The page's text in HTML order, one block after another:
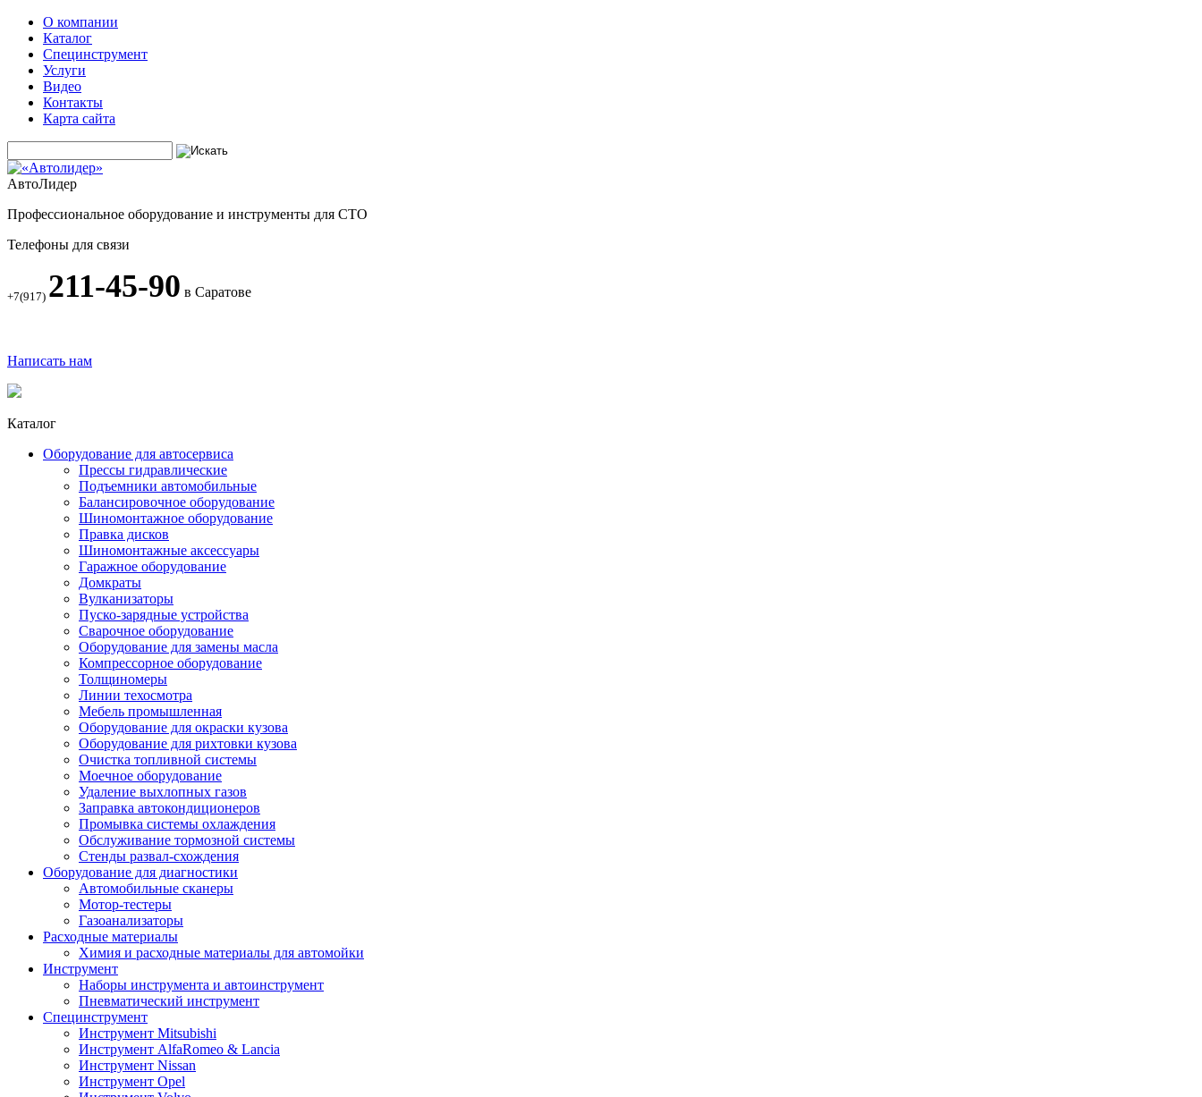
О компании
Каталог
Специнструмент
Услуги
Видео
Контакты
Карта сайта
АвтоЛидер
Профессиональное оборудование и инструменты для СТО
Телефоны для связи
+7(917) 211-45-90 в Саратове
Написать нам
Каталог
Оборудование для автосервиса
Прессы гидравлические
Подъемники автомобильные
Балансировочное оборудование
Шиномонтажное оборудование
Правка дисков
Шиномонтажные аксессуары
Гаражное оборудование
Домкраты
Вулканизаторы
Пуско-зарядные устройства
Сварочное оборудование
Оборудование для замены масла
Компрессорное оборудование
Толщиномеры
Линии техосмотра
Мебель промышленная
Оборудование для окраски кузова
Оборудование для рихтовки кузова
Очистка топливной системы
Моечное оборудование
Удаление выхлопных газов
Заправка автокондиционеров
Промывка системы охлаждения
Обслуживание тормозной системы
Стенды развал-схождения
Оборудование для диагностики
Автомобильные сканеры
Мотор-тестеры
Газоанализаторы
Расходные материалы
Химия и расходные материалы для автомойки
Инструмент
Наборы инструмента и автоинструмент
Пневматический инструмент
Специнструмент
Инструмент Mitsubishi
Инструмент AlfaRomeo & Lancia
Инструмент Nissan
Инструмент Opel